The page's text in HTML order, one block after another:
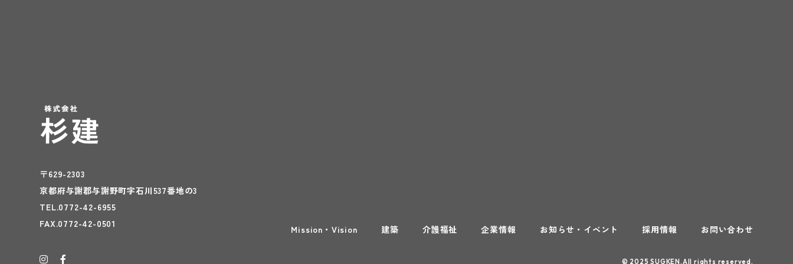
〒629-2303
京都府与謝郡与謝野町字石川537番地の3
TEL.0772-42-6955
FAX.0772-42-0501
Mission・Vision 建築 介護福祉 企業情報 お知らせ・イベント 採用情報 お問い合わせ
© 2025 SUGKEN.All rights reserved.